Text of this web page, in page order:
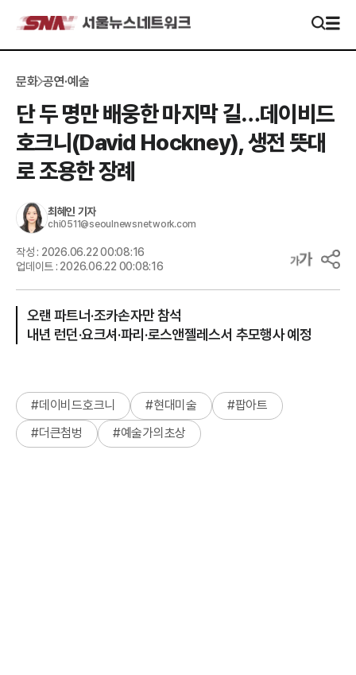
문화 공연·예술
단 두 명만 배웅한 마지막 길…데이비드
호크니(David Hockney), 생전 뜻대
로 조용한 장례
최혜인 기자
chi0511@seoulnewsnetwork.com
작성 : 2026.06.22 00:08:16
업데이트 : 2026.06.22 00:08:16
오랜 파트너·조카손자만 참석
내년 런던·요크셔·파리·로스앤젤레스서 추모행사 예정
#데이비드호크니 #현대미술 #팝아트
#더큰첨벙 #예술가의초상